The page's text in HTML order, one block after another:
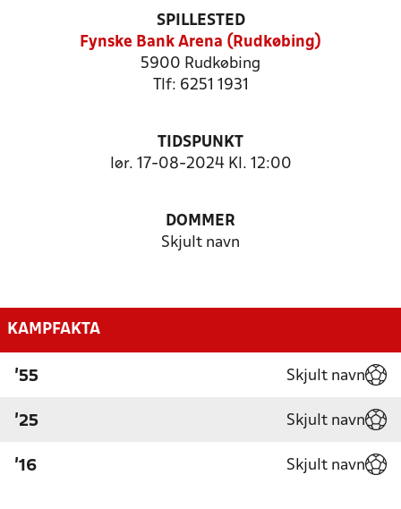
SPILLESTED
Fynske Bank Arena (Rudkøbing)
5900 Rudkøbing
Tlf: 6251 1931
TIDSPUNKT
lør. 17-08-2024 Kl. 12:00
DOMMER
Skjult navn
KAMPFAKTA
'55 Skjult navn
'25 Skjult navn
'16 Skjult navn